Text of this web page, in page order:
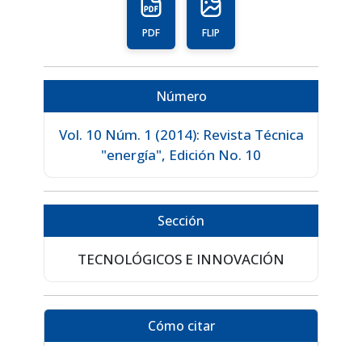
PDF FLIP
Número
Vol. 10 Núm. 1 (2014): Revista Técnica
"energía", Edición No. 10
Sección
TECNOLÓGICOS E INNOVACIÓN
Cómo citar